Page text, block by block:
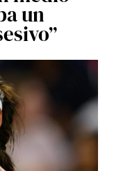
un